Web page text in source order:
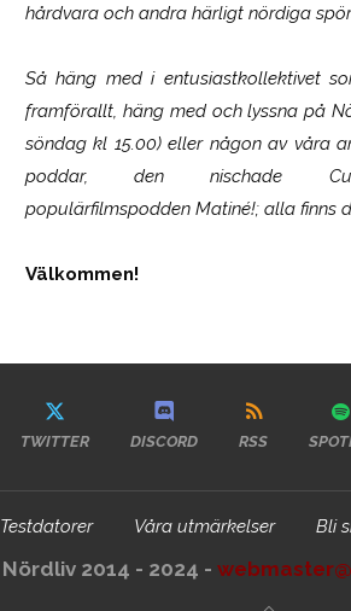
hårdvara och andra härligt nördiga
Så häng med i entusiastkollektivet
framförallt, häng med och lyssna på
söndag kl 15.00) eller någon av våra
poddar, den nischade
populärfilmspodden Matiné!; alla finns
Välkommen!
TWITTER DISCORD RSS
Testdatorer Våra utmärkelser Bli
Nördliv 2014 - 2024 -